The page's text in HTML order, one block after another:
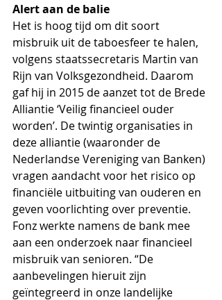
Alert aan de balie
Het is hoog tijd om dit soort
misbruik uit de taboesfeer te halen,
volgens staatssecretaris Martin van
Rijn van Volksgezondheid. Daarom
gaf hij in 2015 de aanzet tot de Brede
Alliantie ‘Veilig financieel ouder
worden’. De twintig organisaties in
deze alliantie (waaronder de
Nederlandse Vereniging van Banken)
vragen aandacht voor het risico op
financiële uitbuiting van ouderen en
geven voorlichting over preventie.
Fonz werkte namens de bank mee
aan een onderzoek naar financieel
misbruik van senioren. “De
aanbevelingen hieruit zijn
geïntegreerd in onze landelijke